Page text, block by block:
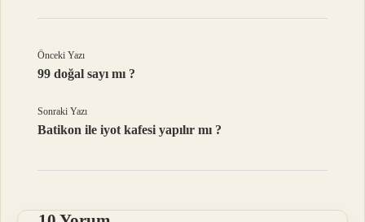
Önceki Yazı
99 doğal sayı mı ?
Sonraki Yazı
Batikon ile iyot kafesi yapılır mı ?